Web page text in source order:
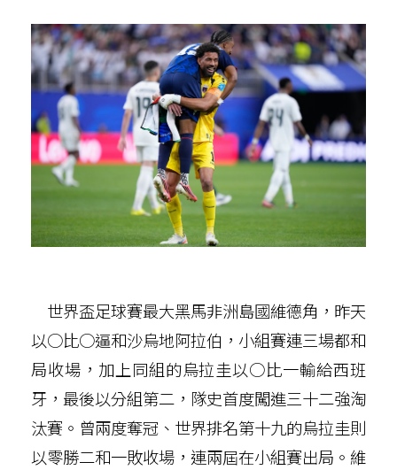
世界盃足球賽最大黑馬非洲島國維德角，昨天
以○比○逼和沙烏地阿拉伯，小組賽連三場都和
局收場，加上同組的烏拉圭以○比一輸給西班
牙，最後以分組第二，隊史首度闖進三十二強淘
汰賽。曾兩度奪冠、世界排名第十九的烏拉圭則
以零勝二和一敗收場，連兩屆在小組賽出局。維